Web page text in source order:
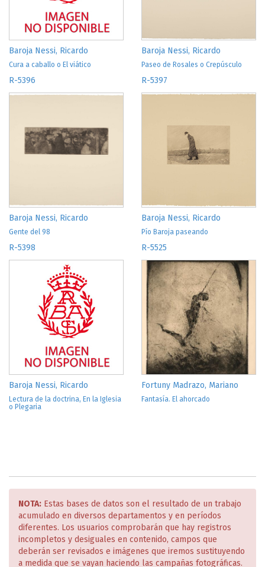
Baroja Nessi, Ricardo
Cura a caballo o El viático
Baroja Nessi, Ricardo
Paseo de Rosales o Crepúsculo
R-5396
Baroja Nessi, Ricardo
Gente del 98
R-5397
Baroja Nessi, Ricardo
Pío Baroja paseando
R-5398
Baroja Nessi, Ricardo
Lectura de la doctrina, En la Iglesia
o Plegaria
R-5525
Fortuny Madrazo, Mariano
Fantasía. El ahorcado
NOTA: Estas bases de datos son el resultado de un trabajo
acumulado en diversos departamentos y en períodos
diferentes. Los usuarios comprobarán que hay registros
incompletos y desiguales en contenido, campos que
deberán ser revisados e imágenes que iremos sustituyendo
a medida que se vayan haciendo las campañas fotográficas.